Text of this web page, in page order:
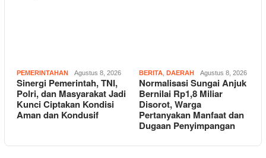
PEMERINTAHAN Agustus 8, 2026
Sinergi Pemerintah, TNI,
Polri, dan Masyarakat Jadi
Kunci Ciptakan Kondisi
Aman dan Kondusif
BERITA, DAERAH Agustus 8, 2026
Normalisasi Sungai Anjuk
Bernilai Rp1,8 Miliar
Disorot, Warga
Pertanyakan Manfaat dan
Dugaan Penyimpangan